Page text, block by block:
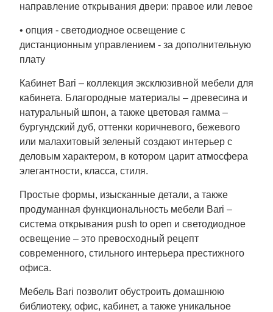
направление открывания двери: правое или левое
• опция - светодиодное освещение с
дистанционным управлением - за дополнительную
плату
Кабинет Bari – коллекция эксклюзивной мебели для
кабинета. Благородные материалы – древесина и
натуральный шпон, а также цветовая гамма –
бургундский дуб, оттенки коричневого, бежевого
или малахитовый зеленый создают интерьер с
деловым характером, в котором царит атмосфера
элегантности, класса, стиля.
Простые формы, изысканные детали, а также
продуманная функциональность мебели Bari –
система открывания push to open и светодиодное
освещение – это превосходный рецепт
современного, стильного интерьера престижного
офиса.
Мебель Bari позволит обустроить домашнюю
библиотеку, офис, кабинет, а также уникальное